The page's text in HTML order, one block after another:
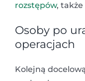
rozstępów, także
Osoby po
operacjach
Kolejną